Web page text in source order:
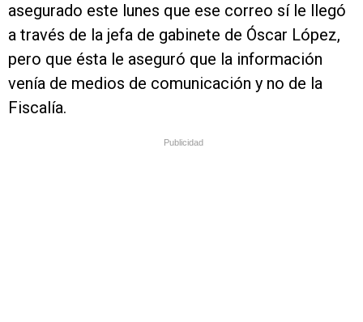
asegurado este lunes que ese correo sí le llegó
a través de la jefa de gabinete de Óscar López,
pero que ésta le aseguró que la información
venía de medios de comunicación y no de la
Fiscalía.
Publicidad